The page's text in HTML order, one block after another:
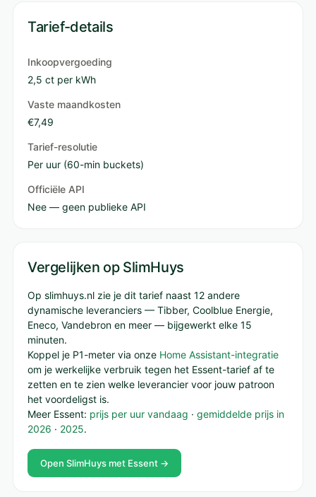
Tarief-details
Inkoopvergoeding
2,5 ct per kWh
Vaste maandkosten
€7,49
Tarief-resolutie
Per uur (60-min buckets)
Officiële API
Nee — geen publieke API
Vergelijken op SlimHuys
Op slimhuys.nl zie je dit tarief naast 12 andere
dynamische leveranciers — Tibber, Coolblue Energie,
Eneco, Vandebron en meer — bijgewerkt elke 15
minuten.
Koppel je P1-meter via onze Home Assistant-integratie
om je werkelijke verbruik tegen het Essent-tarief af te
zetten en te zien welke leverancier voor jouw patroon
het voordeligst is.
Meer Essent: prijs per uur vandaag · gemiddelde prijs in
2026 · 2025.
Open SlimHuys met Essent →